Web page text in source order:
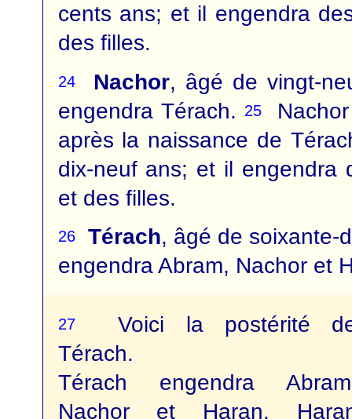
cents ans; et il engendra
des filles.
24 Nachor, âgé de vingt-
engendra Térach. 25Nachor
après la naissance de
dix-neuf ans; et il engendra
et des filles.
26 Térach, âgé de soixante-
engendra Abram, Nachor et
27Voici la postérité
Térach.
Térach engendra
Nachor et Haran.